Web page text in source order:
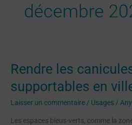
décembre
Rendre les
supportables en
Laisser un commentaire/ Usages/
Les espaces bleus-verts, comme la
Rendre
canicules
plus
supportables